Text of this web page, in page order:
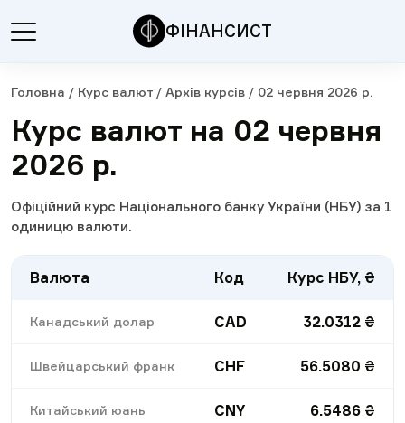
ФІНАНСИСТ
Головна / Курс валют / Архів курсів / 02 червня 2026 р.
Курс валют на 02 червня
2026 р.
Офіційний курс Національного банку України (НБУ) за 1
одиницю валюти.
Валюта Код Курс НБУ, ₴
Канадський долар CAD 32.0312 ₴
Швейцарський франк CHF 56.5080 ₴
Китайський юань CNY 6.5486 ₴